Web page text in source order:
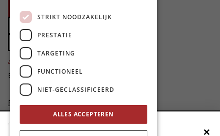
Doe een gift
Zet MO* in uw testament
4424
Bedankt voor jullie steun!
Privacybeleid
Voeg MO* toe aan je beginscherm ✕
STRIKT NOODZAKELIJK
PRESTATIE
TARGETING
FUNCTIONEEL
NIET-GECLASSIFICEERD
ALLES ACCEPTEREN